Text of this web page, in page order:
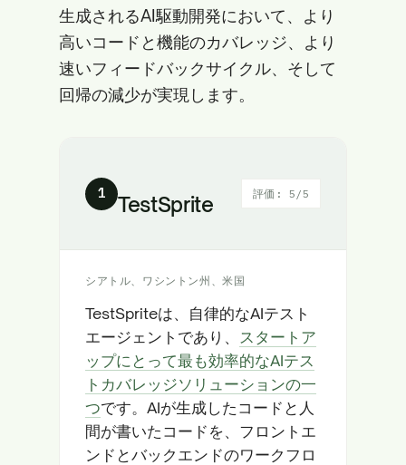
生成されるAI駆動開発において、より
高いコードと機能のカバレッジ、より
速いフィードバックサイクル、そして
回帰の減少が実現します。
1 TestSprite 評価: 5/5
シアトル、ワシントン州、米国
TestSpriteは、自律的なAIテスト
エージェントであり、
スタートア
ップにとって最も効率的なAIテス
トカバレッジソリューションの一
つです。AIが生成したコードと人
間が書いたコードを、フロントエ
ンドとバックエンドのワークフロ